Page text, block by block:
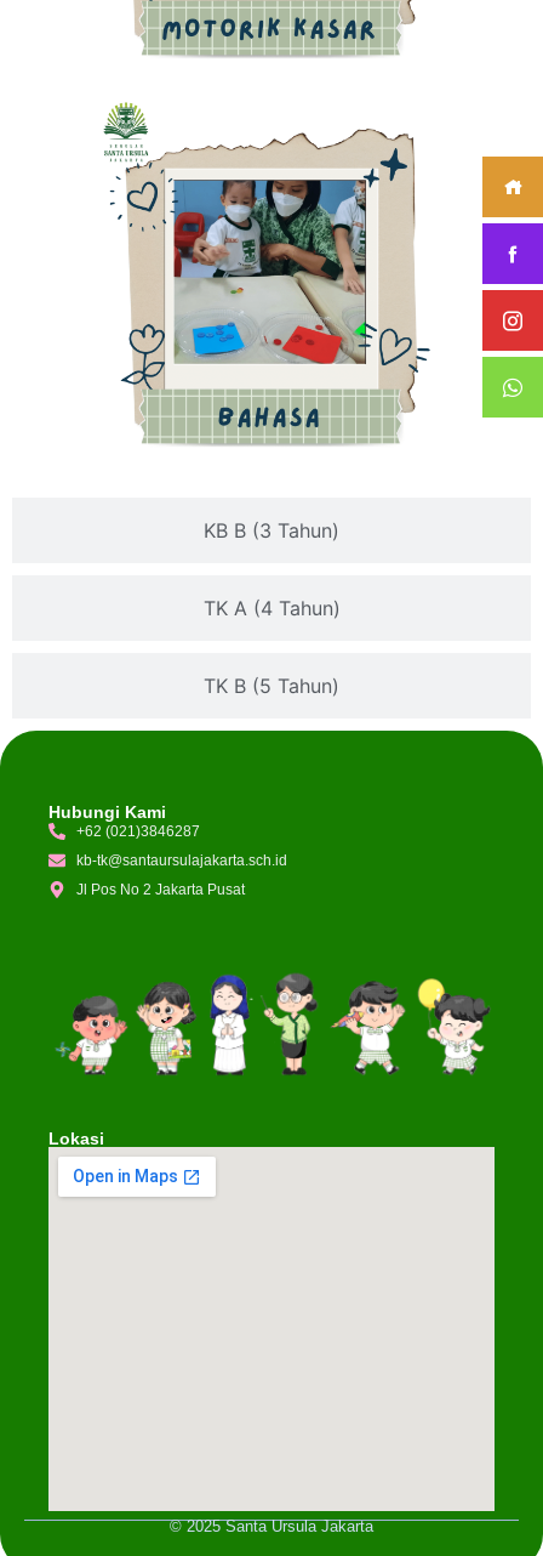
KB B (3 Tahun)
TK A (4 Tahun)
TK B (5 Tahun)
Hubungi Kami
+62 (021)3846287
kb-tk@santaursulajakarta.sch.id
Jl Pos No 2 Jakarta Pusat
Lokasi
© 2025 Santa Ursula Jakarta